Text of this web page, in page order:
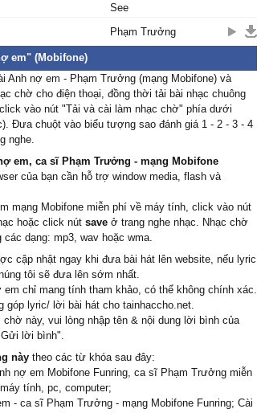
See
Phạm Trưởng
em" (Mobifone)
Anh nợ em - Phạm Trưởng (mạng Mobifone) và
chờ cho điện thoại, đồng thời tải bài nhạc chuông
vào nút "Tải và cài làm nhạc chờ" phía dưới
Đưa chuột vào biểu tượng sao đánh giá 1 - 2 - 3 - 4
nghe.
em, ca sĩ Phạm Trưởng - mạng Mobifone
của bạn cần hỗ trợ window media, flash và
mạng Mobifone miễn phí về máy tính, click vào nút
hoặc click nút save ở trang nghe nhạc. Nhạc chờ
dạng: mp3, wav hoặc wma.
cập nhật ngay khi đưa bài hát lên website, nếu lyric
tôi sẽ đưa lên sớm nhất.
em chỉ mang tính tham khảo, có thể không chính xác.
góp lyric/ lời bài hát cho tainhaccho.net.
này, vui lòng nhập tên & nội dung lời bình của
lời bình".
này theo các từ khóa sau đây:
nợ em Mobifone Funring, ca sĩ Phạm Trưởng miễn
tính, pc, computer;
- ca sĩ Phạm Trưởng - mạng Mobifone Funring; Cài